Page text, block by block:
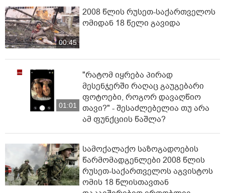
00:45
2008 წლის რუსეთ-საქართველოს
ომიდან 18 წელი გავიდა
01:01
"რატომ იყრება პირად
მესენჯერში რაღაც გაუგებარი
ფოტოები, როგორ დავაღწიო
თავი?" - შესაძლებელია თუ არა
ამ ფუნქციის წაშლა?
სამოქალაქო საზოგადოების
წარმომადგენლები 2008 წლის
რუსეთ-საქართველოს აგვისტოს
ომის 18 წლისთავთან